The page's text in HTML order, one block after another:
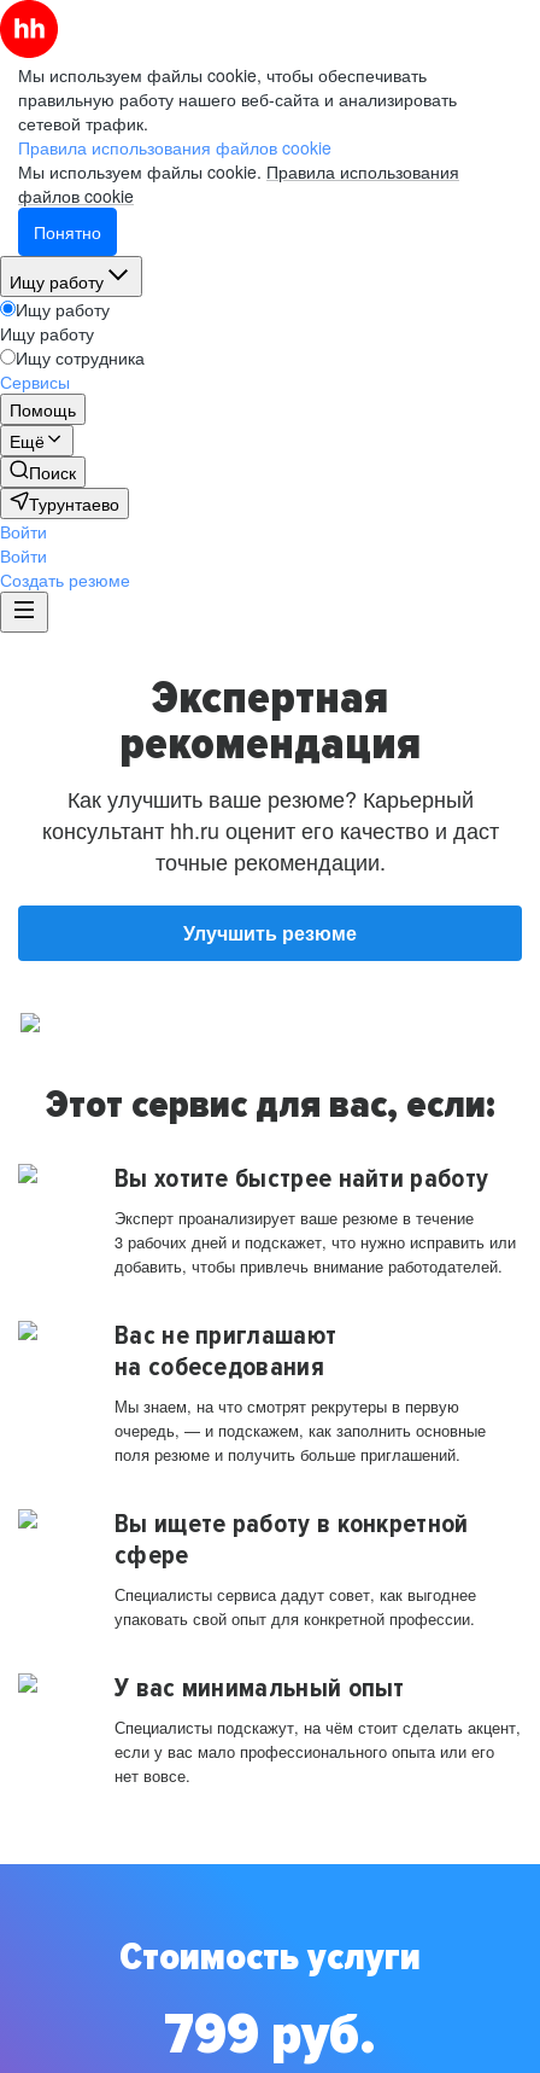
Мы используем файлы cookie, чтобы обеспечивать
правильную работу нашего веб-сайта и анализировать
сетевой трафик.
Правила использования файлов cookie
Мы используем файлы cookie. Правила использования
файлов cookie
Понятно
Ищу работу
Ищу работу
Ищу работу
Ищу сотрудника
Сервисы
Помощь
Ещё
Поиск
Турунтаево
Войти
Войти
Создать резюме
Экспертная
рекомендация
Как улучшить ваше резюме? Карьерный
консультант hh.ru оценит его качество и даст
точные рекомендации.
Улучшить резюме
Этот сервис для вас, если:
Вы хотите быстрее найти работу
Эксперт проанализирует ваше резюме в течение
3 рабочих дней и подскажет, что нужно исправить или
добавить, чтобы привлечь внимание работодателей.
Вас не приглашают
на собеседования
Мы знаем, на что смотрят рекрутеры в первую
очередь, — и подскажем, как заполнить основные
поля резюме и получить больше приглашений.
Вы ищете работу в конкретной
сфере
Специалисты сервиса дадут совет, как выгоднее
упаковать свой опыт для конкретной профессии.
У вас минимальный опыт
Специалисты подскажут, на чём стоит сделать акцент,
если у вас мало профессионального опыта или его
нет вовсе.
Стоимость услуги
799 руб.